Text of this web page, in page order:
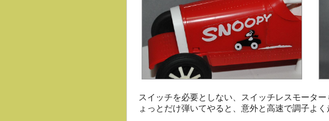
スイッチを必要としない、スイッチレスモータ
ょっとだけ弾いてやると、意外と高速で調子よく